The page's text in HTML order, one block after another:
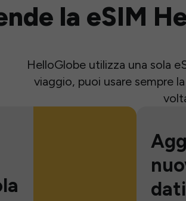
la eSIM
HelloGlobe utilizza una sola
viaggio, puoi usare sempre